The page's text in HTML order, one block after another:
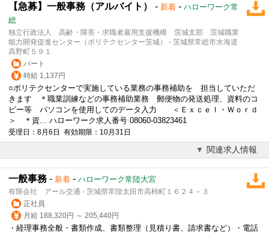
【急募】一般事務（アルバイト） - 新着 - ハローワーク常
総
独立行政法人 高齢・障害・求職者雇用支援機構 茨城支部 茨城職業
能力開発促進センター（ポリテクセンター茨城） - 茨城県常総市水海道
高野町５９１
パート
時給 1,137円
○ポリテクセンターで実施している業務の事務補助を 担当していただ
きます ＊職業訓練などの事務補助業務 郵便物の発送処理、資料のコ
ピー等 パソコンを使用してのデータ入力 ＜Ｅｘｃｅｌ・Ｗｏｒｄ
＞ ＊資... ハローワーク求人番号 08060-03823461
受理日：8月6日 有効期限：10月31日
関連求人情報
一般事務 - 新着 - ハローワーク常陸大宮
有限会社 アール交通 - 茨城県常陸太田市高柿町１６２４－３
正社員
月給 188,320円 ～ 205,440円
・経理事務全般・書類作成、書類整理（見積り書、請求書など）・電話